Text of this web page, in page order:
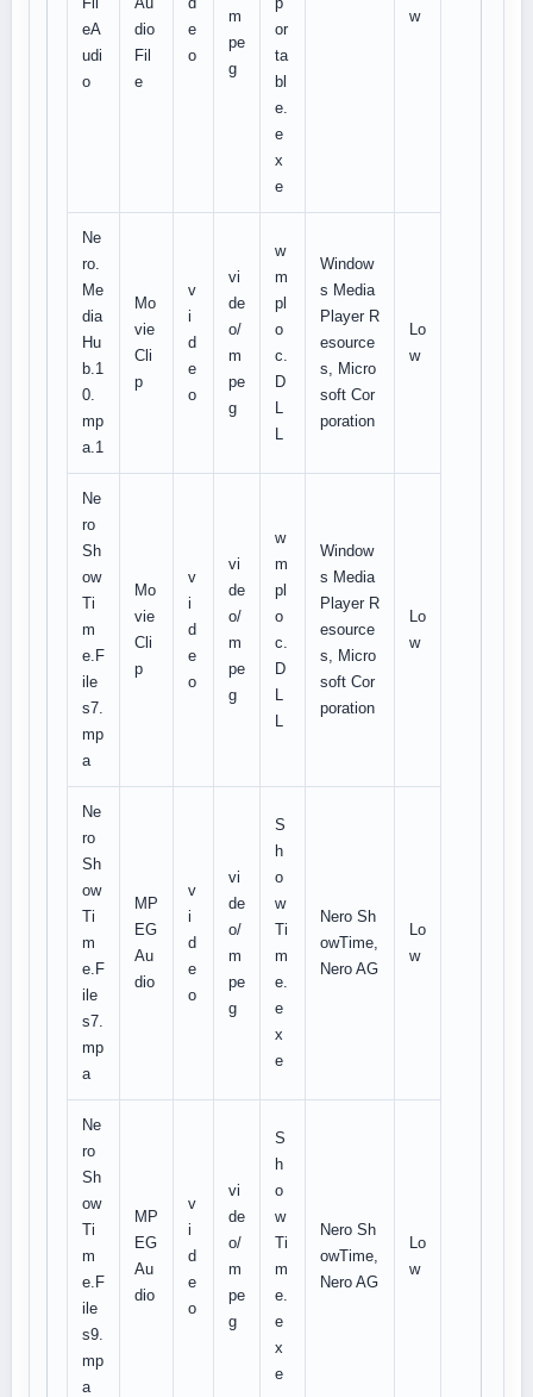
eA
udi
o
dio
Fil
e
e
o
m
pe
g
or
ta
bl
e.
e
x
e
w
Ne
ro.
Me
dia
Hu
b.1
0.
mp
a.1
Mo
vie
Cli
p
v
i
d
e
o
vi
de
o/
m
pe
g
w
m
pl
o
c.
D
L
L
Window
s Media
Player R
esource
s, Micro
soft Cor
poration
Lo
w
Ne
ro
Sh
ow
Ti
m
e.F
ile
s7.
mp
a
Mo
vie
Cli
p
v
i
d
e
o
vi
de
o/
m
pe
g
w
m
pl
o
c.
D
L
L
Window
s Media
Player R
esource
s, Micro
soft Cor
poration
Lo
w
Ne
ro
Sh
ow
Ti
m
e.F
ile
s7.
mp
a
MP
EG
Au
dio
v
i
d
e
o
vi
de
o/
m
pe
g
S
h
o
w
Ti
m
e.
e
x
e
Nero Sh
owTime,
Nero AG
Lo
w
Ne
ro
Sh
ow
Ti
m
e.F
ile
s9.
mp
a
MP
EG
Au
dio
v
i
d
e
o
vi
de
o/
m
pe
g
S
h
o
w
Ti
m
e.
e
x
e
Nero Sh
owTime,
Nero AG
Lo
w